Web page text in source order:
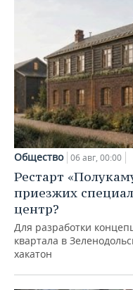
Общество 06 авг, 00:00
Рестарт
приезжих
центр?
Для разработки
квартала в
хакатон